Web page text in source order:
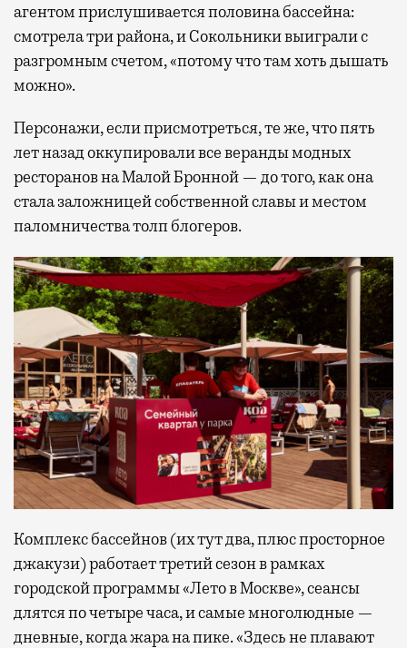
агентом прислушивается половина бассейна:
смотрела три района, и Сокольники выиграли с
разгромным счетом, «потому что там хоть дышать
можно».
Персонажи, если присмотреться, те же, что пять
лет назад оккупировали все веранды модных
ресторанов на Малой Бронной — до того, как она
стала заложницей собственной славы и местом
паломничества толп блогеров.
Комплекс бассейнов (их тут два, плюс просторное
джакузи) работает третий сезон в рамках
городской программы «Лето в Москве», сеансы
длятся по четыре часа, и самые многолюдные —
дневные, когда жара на пике. «Здесь не плавают